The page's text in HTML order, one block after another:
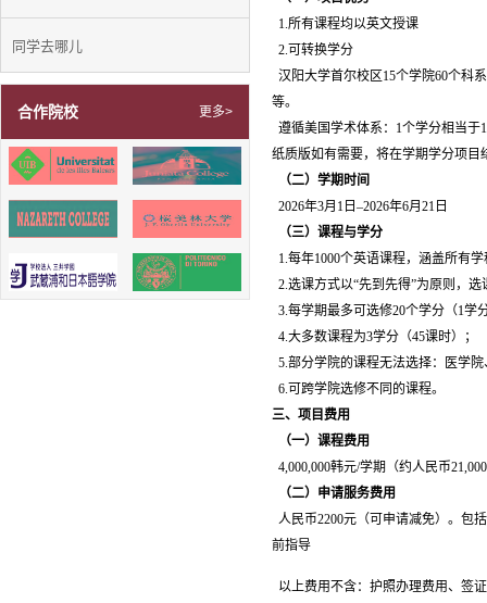
同学去哪儿
合作院校 更多>
1.所有课程均以英文授课
2.可转换学分
汉阳大学首尔校区15个学院60个科
等。
遵循美国学术体系：1个学分相当于
纸质版如有需要，将在学期学分项目
（二）学期时间
2026年3月1日–2026年6月21日
（三）课程与学分
1.每年1000个英语课程，涵盖所有学
2.选课方式以“先到先得”为原则，
3.每学期最多可选修20个学分（1学
4.大多数课程为3学分（45课时）；
5.部分学院的课程无法选择：医学
6.可跨学院选修不同的课程。
三、项目费用
（一）课程费用
4,000,000韩元/学期（约人民币
（二）申请服务费用
人民币2200元（可申请减免）。包
前指导
以上费用不含：护照办理费用、签